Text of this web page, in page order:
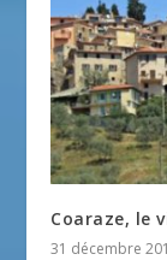
Coaraze, le
31 décembre